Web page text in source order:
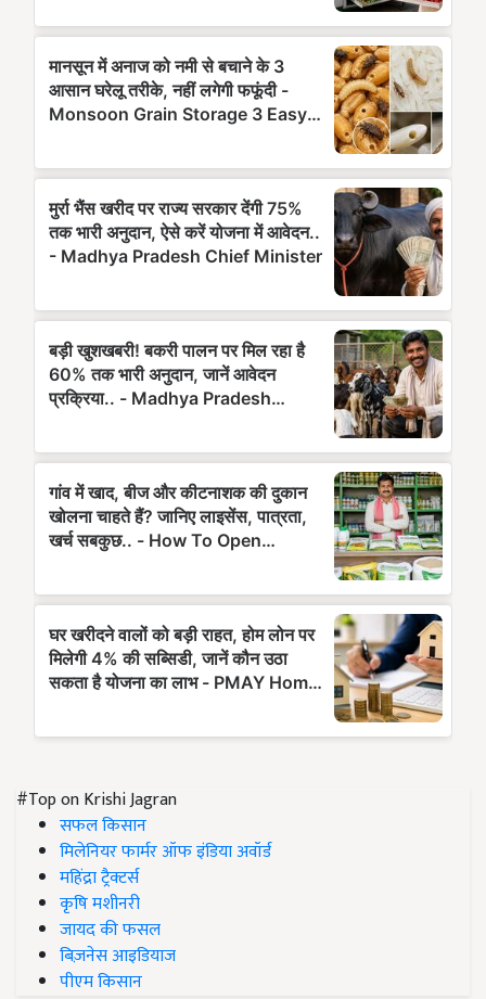
#Top on Krishi Jagran
सफल किसान
मिलेनियर फार्मर ऑफ इंडिया अवॉर्ड
महिंद्रा ट्रैक्टर्स
कृषि मशीनरी
जायद की फसल
बिज़नेस आइडियाज
पीएम किसान